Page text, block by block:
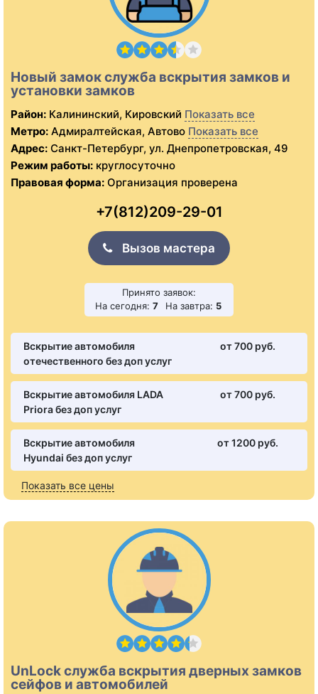
Новый замок служба вскрытия замков и
установки замков
Район: Калининский, Кировский Показать все
Метро: Адмиралтейская, Автово Показать все
Адрес: Санкт-Петербург, ул. Днепропетровская, 49
Режим работы: круглосуточно
Правовая форма: Организация проверена
+7(812)209-29-01
Вызов мастера
Принято заявок:
На сегодня: 7 На завтра: 5
Вскрытие автомобиля
отечественного без доп услуг
от 700 pуб.
Вскрытие автомобиля LADA
Priora без доп услуг
от 700 pуб.
Вскрытие автомобиля
Hyundai без доп услуг
от 1200 pуб.
Показать все цены
UnLock служба вскрытия дверных замков
сейфов и автомобилей